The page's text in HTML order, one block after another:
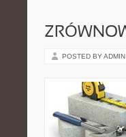
POSTED BY ADMIN